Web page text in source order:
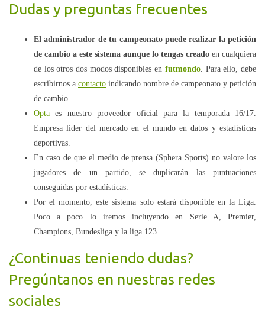
Dudas y preguntas frecuentes
El administrador de tu campeonato puede realizar la petición
de cambio a este sistema aunque lo tengas creado en cualquiera
de los otros dos modos disponibles en futmondo. Para ello, debe
escribirnos a contacto indicando nombre de campeonato y petición
de cambio.
Opta es nuestro proveedor oficial para la temporada 16/17.
Empresa líder del mercado en el mundo en datos y estadísticas
deportivas.
En caso de que el medio de prensa (Sphera Sports) no valore los
jugadores de un partido, se duplicarán las puntuaciones
conseguidas por estadísticas.
Por el momento, este sistema solo estará disponible en la Liga.
Poco a poco lo iremos incluyendo en Serie A, Premier,
Champions, Bundesliga y la liga 123
¿Continuas teniendo dudas?
Pregúntanos en nuestras redes
sociales